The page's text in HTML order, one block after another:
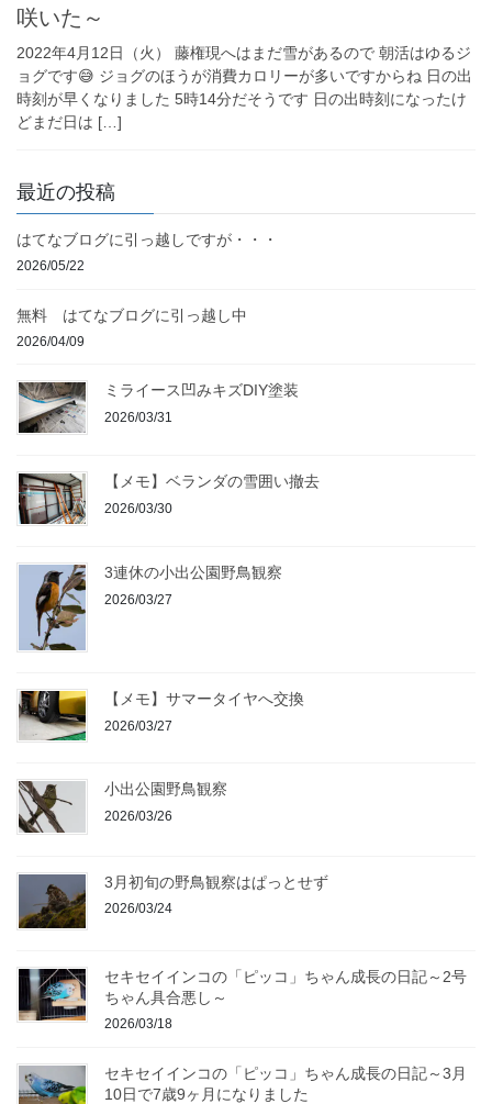
咲いた～
2022年4月12日（火） 藤権現へはまだ雪があるので 朝活はゆるジ
ョグです😅 ジョグのほうが消費カロリーが多いですからね 日の出
時刻が早くなりました 5時14分だそうです 日の出時刻になったけ
どまだ日は […]
最近の投稿
はてなブログに引っ越しですが・・・
2026/05/22
無料 はてなブログに引っ越し中
2026/04/09
ミライース凹みキズDIY塗装
2026/03/31
【メモ】ベランダの雪囲い撤去
2026/03/30
3連休の小出公園野鳥観察
2026/03/27
【メモ】サマータイヤへ交換
2026/03/27
小出公園野鳥観察
2026/03/26
3月初旬の野鳥観察はぱっとせず
2026/03/24
セキセイインコの「ピッコ」ちゃん成長の日記～2号
ちゃん具合悪し～
2026/03/18
セキセイインコの「ピッコ」ちゃん成長の日記～3月
10日で7歳9ヶ月になりました